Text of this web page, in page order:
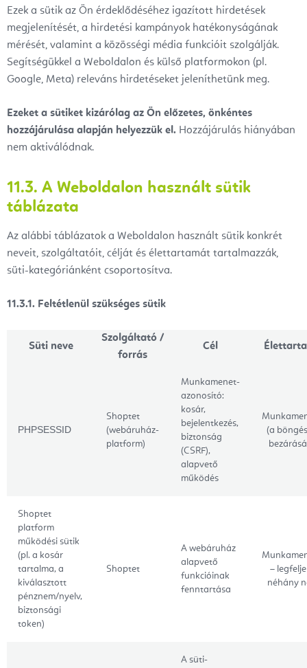
Ezek a sütik az Ön érdeklődéséhez igazított hirdetések
megjelenítését, a hirdetési kampányok hatékonyságának
mérését, valamint a közösségi média funkcióit szolgálják.
Segítségükkel a Weboldalon és külső platformokon (pl.
Google, Meta) releváns hirdetéseket jeleníthetünk meg.
Ezeket a sütiket kizárólag az Ön előzetes, önkéntes
hozzájárulása alapján helyezzük el. Hozzájárulás hiányában
nem aktiválódnak.
11.3. A Weboldalon használt sütik
táblázata
Az alábbi táblázatok a Weboldalon használt sütik konkrét
neveit, szolgáltatóit, célját és élettartamát tartalmazzák,
süti-kategóriánként csoportosítva.
11.3.1. Feltétlenül szükséges sütik
Süti neve
Szolgáltató /
forrás
Cél
PHPSESSID
Shoptet
(webáruház-
platform)
Munkamenet-
azonosító:
kosár,
bejelentkezés,
biztonság
(CSRF),
alapvető
működés
(a
Shoptet
platform
működési sütik
(pl. a kosár
tartalma, a
kiválasztott
pénznem/nyelv,
biztonsági
token)
Shoptet
A webáruház
alapvető
funkcióinak
fenntartása
–
néhány
A süti-